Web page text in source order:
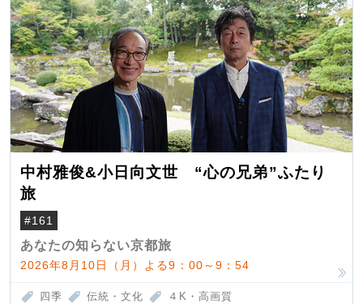
中村雅俊&小日向文世 “心の兄弟”ふたり
旅
#161
あなたの知らない京都旅
2026年8月10日（月）よる9：00～9：54
四季 伝統・文化 ４K・高画質